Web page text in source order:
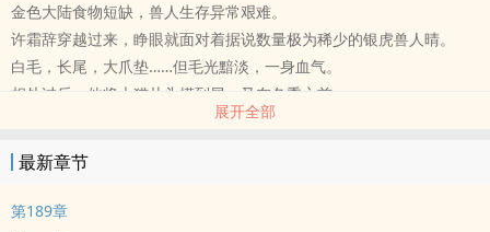
金色大陆食物短缺，兽人生存异常艰难。
许霜辞穿越过来，睁眼就面对着据说数量极为稀少的银虎兽人晴。
白毛，长尾，大爪垫……但毛光黯淡，一身血气。
相处过后，他将大猫从头摸到尾。又在冬季之前
展开全部
最新章节
第189章